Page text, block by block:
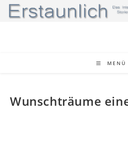
Zum
Inhalt
MENÜ
Wunschträume